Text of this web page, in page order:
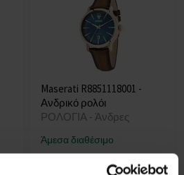
Maserati R8851118001 -
Ανδρικό ρολόι
ΡΟΛΟΓΙΑ - Άνδρες
Άμεσα διαθέσιμο